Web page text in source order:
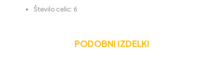
Število celic: 6
PODOBNI IZDELKI